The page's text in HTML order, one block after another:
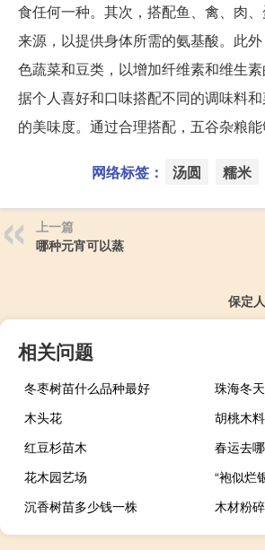
食任何一种。其次，搭配鱼、禽、肉
来源，以提供身体所需的氨基酸。此
色蔬菜和豆类，以增加纤维素和维生
据个人喜好和口味搭配不同的调味料
的美味度。通过合理搭配，五谷杂粮
网络标签： 汤圆 糯米
上一篇
哪种元宵可以蒸
保定
相关问题
冬枣树苗什么品种最好
珠海冬
木头花
胡桃木料
红豆杉苗木
春运去
花木园艺场
“袍似烂
沉香树苗多少钱一株
木材粉